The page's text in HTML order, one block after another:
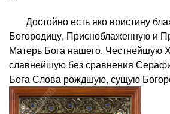
Достойно есть яко воистину
Богородицу, Присноблаженную и
Матерь Бога нашего. Честнейшую
славнейшую без сравнения
Бога Слова рождшую, сущую